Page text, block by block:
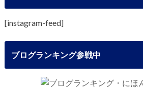
[instagram-feed]
ブログランキング参戦中